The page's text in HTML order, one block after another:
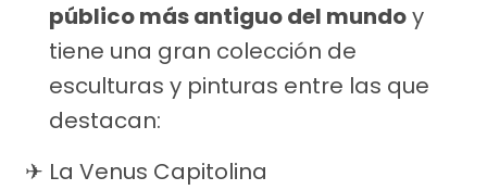
público más antiguo del mundoy
tiene una gran colección de
esculturas y pinturas entre las que
destacan:
La Venus Capitolina